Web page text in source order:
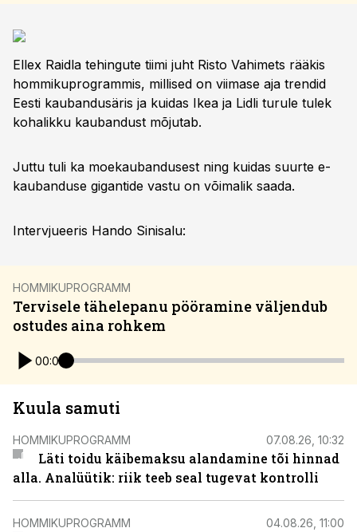
Ellex Raidla tehingute tiimi juht Risto Vahimets rääkis
hommikuprogrammis, millised on viimase aja trendid
Eesti kaubandusäris ja kuidas Ikea ja Lidli turule tulek
kohalikku kaubandust mõjutab.
Juttu tuli ka moekaubandusest ning kuidas suurte e-
kaubanduse gigantide vastu on võimalik saada.
Intervjueeris Hando Sinisalu:
HOMMIKUPROGRAMM
Tervisele tähelepanu pööramine väljendub
ostudes aina rohkem
00:00
Kuula samuti
HOMMIKUPROGRAMM 07.08.26, 10:32
Läti toidu käibemaksu alandamine tõi hinnad
alla. Analüütik: riik teeb seal tugevat kontrolli
HOMMIKUPROGRAMM 04.08.26, 11:00